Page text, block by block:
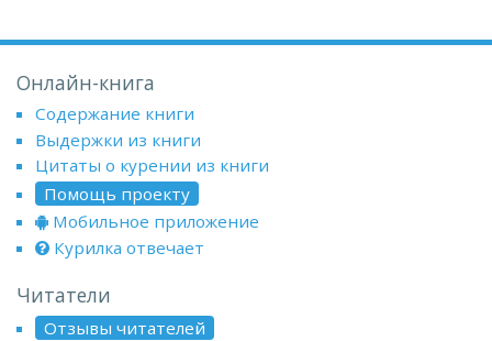
Онлайн-книга
Содержание книги
Выдержки из книги
Цитаты о курении из книги
Помощь проекту
Мобильное приложение
Курилка отвечает
Читатели
Отзывы читателей